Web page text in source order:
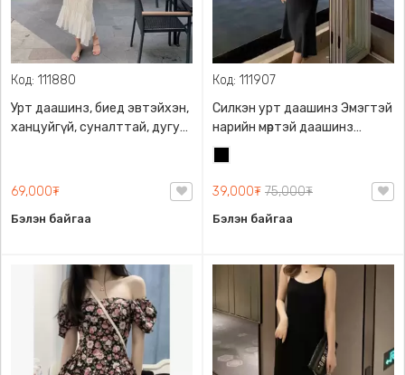
Код: 111880
Урт даашинз, биед эвтэйхэн,
ханцуйгүй, суналттай, дугуй
69,000₮
Бэлэн байгаа
Код: 111907
Силкэн урт даашинз Эмэгтэй
нарийн мөртэй даашинз
Эмэгтэй урт даашинз
Эмэгтэй силкен даашинз
Эмэгтэй хувцас Эмэгтэй
плаж , S-L, Өвдөгний доогуур
урттай, өндөр бэлхүүстэй
39,000₮ 75,000₮
Бэлэн байгаа